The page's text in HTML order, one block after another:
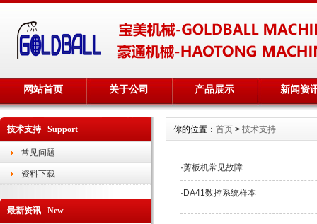
网站首页 关于公司 产品展示 新闻资
技术支持 Support
常见问题
资料下载
最新资讯 New
你的位置： 首页 > 技术支持
·剪板机常见故障
· DA41数控系统样本